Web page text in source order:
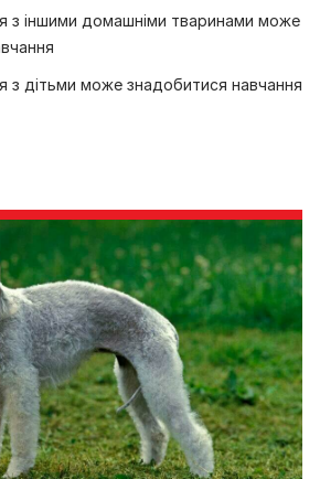
з іншими домашніми тваринами може
з дітьми може знадобитися навчання